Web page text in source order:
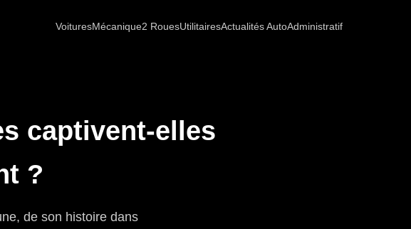
VoituresMécanique2 RouesUtilitairesActualités AutoAdministratif
captivent-elles
?
de son histoire dans